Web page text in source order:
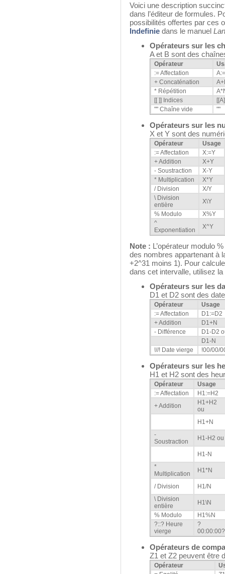
Voici une description
dans l’éditeur de formules.
possibilités offertes par ces
Indefinie dans le manuel
Opérateurs sur les
A et B sont des
Opérateur
:= Affectation
+ Concaténation
* Répétition
[[ ]] Indices
"" Chaîne vide
""
Opérateurs sur les
X et Y sont des
Opérateur
Usage
:= Affectation
X:=Y
+ Addition
X+Y
- Soustraction
X-Y
* Multiplication
X*Y
/ Division
X/Y
\ Division
entière
X\Y
% Modulo
X%Y
^
Exponentiation
X^Y
Note : L’opérateur modulo
des nombres appartenant à
+2^31 moins 1). Pour
dans cet intervalle, utilisez
Opérateurs sur les
D1 et D2 sont des
Opérateur
Usage
:= Affectation
D1:=D2
+ Addition
D1+N
- Différence
D1-D2
D1-N
!//! Date vierge
!00/00/
Opérateurs sur les
H1 et H2 sont des
Opérateur
Usage
:= Affectation
H1:=H2
+ Addition
H1+H2
ou
H1+N
-
Soustraction
H1-H2 ou
H1-N
*
Multiplication
H1*N
/ Division
H1/N
\ Division
entière
H1\N
% Modulo
H1%N
?::? Heure
vierge
?
00:00:00?
Opérateurs de
Z1 et Z2 peuvent être
Opérateur